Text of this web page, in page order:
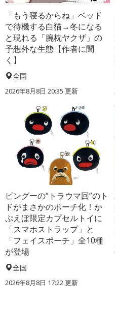
「もう寝るからね」ベッド
で待機する白猫→冬になる
と現れる「腕枕ヤクザ」の
予想外な生態【作者に聞
く】
全国
2026年8月8日 20:35 更新
ピングーの“トラウマ回”のト
ドがまさかのポーチ化！か
ぷえぼ限定カプセルトイに
「スマホストラップ」と
「フェイスポーチ」全10種
が登場
全国
2026年8月8日 17:22更新